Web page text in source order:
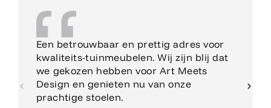
Een betrouwbaar en prettig adres voor
kwaliteits-tuinmeubelen. Wij zijn blij dat
we gekozen hebben voor Art Meets
Design en genieten nu van onze
prachtige stoelen.